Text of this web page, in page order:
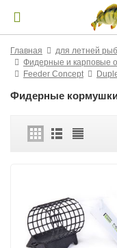
Главная для летней
Фидерные и карповые
Feeder Concept
Фидерные кормушки